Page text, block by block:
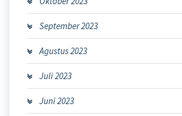
September 2023
Agustus 2023
Juli 2023
Juni 2023